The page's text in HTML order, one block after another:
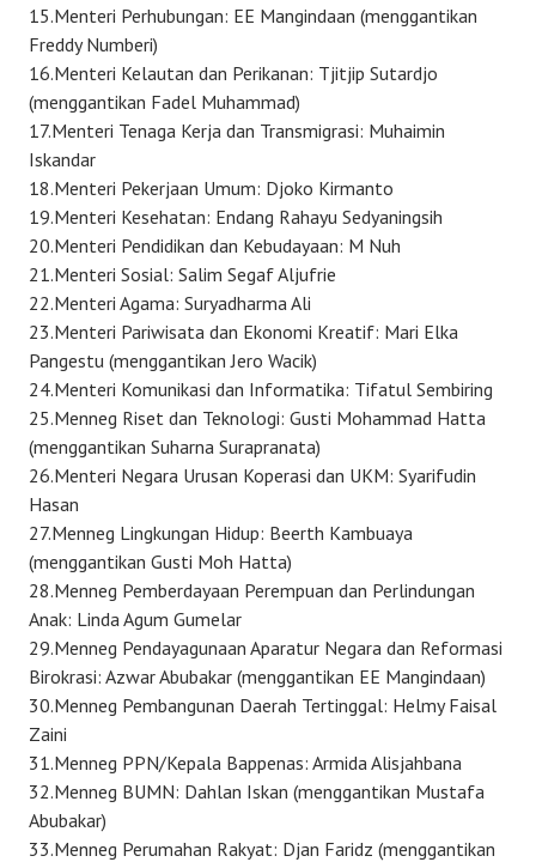
15.Menteri Perhubungan: EE Mangindaan (menggantikan
Freddy Numberi)
16.Menteri Kelautan dan Perikanan: Tjitjip Sutardjo
(menggantikan Fadel Muhammad)
17.Menteri Tenaga Kerja dan Transmigrasi: Muhaimin
Iskandar
18.Menteri Pekerjaan Umum: Djoko Kirmanto
19.Menteri Kesehatan: Endang Rahayu Sedyaningsih
20.Menteri Pendidikan dan Kebudayaan: M Nuh
21.Menteri Sosial: Salim Segaf Aljufrie
22.Menteri Agama: Suryadharma Ali
23.Menteri Pariwisata dan Ekonomi Kreatif: Mari Elka
Pangestu (menggantikan Jero Wacik)
24.Menteri Komunikasi dan Informatika: Tifatul Sembiring
25.Menneg Riset dan Teknologi: Gusti Mohammad Hatta
(menggantikan Suharna Surapranata)
26.Menteri Negara Urusan Koperasi dan UKM: Syarifudin
Hasan
27.Menneg Lingkungan Hidup: Beerth Kambuaya
(menggantikan Gusti Moh Hatta)
28.Menneg Pemberdayaan Perempuan dan Perlindungan
Anak: Linda Agum Gumelar
29.Menneg Pendayagunaan Aparatur Negara dan Reformasi
Birokrasi: Azwar Abubakar (menggantikan EE Mangindaan)
30.Menneg Pembangunan Daerah Tertinggal: Helmy Faisal
Zaini
31.Menneg PPN/Kepala Bappenas: Armida Alisjahbana
32.Menneg BUMN: Dahlan Iskan (menggantikan Mustafa
Abubakar)
33.Menneg Perumahan Rakyat: Djan Faridz (menggantikan